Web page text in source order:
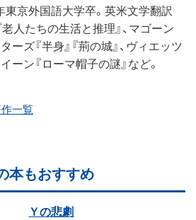
東京外国語大学卒。英米文学翻訳
人たちの生活と推理』、マゴーン
ーズ『半身』『荊の城』、ヴィエッツ
ーン『ローマ帽子の謎』など。
一覧
本もおすすめ
Ｙの悲劇